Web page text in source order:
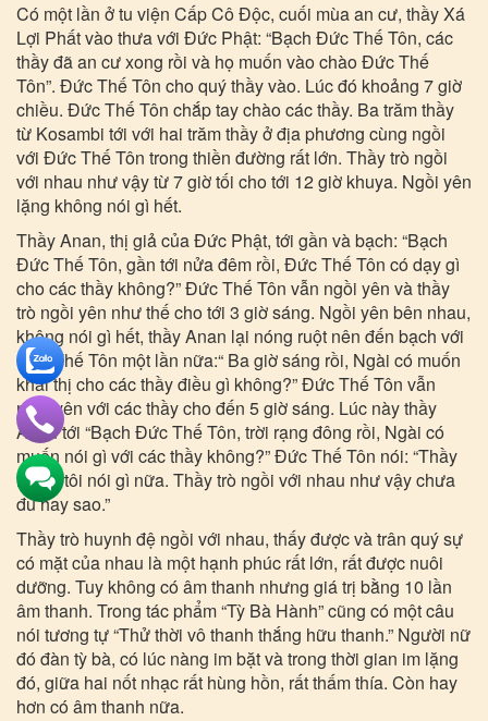
Có một lần ở tu viện Cấp Cô Độc, cuối mùa an cư, thầy Xá
Lợi Phất vào thưa với Đức Phật: “Bạch Đức Thế Tôn, các
thầy đã an cư xong rồi và họ muốn vào chào Đức Thế
Tôn”. Đức Thế Tôn cho quý thầy vào. Lúc đó khoảng 7 giờ
chiều. Đức Thế Tôn chắp tay chào các thầy. Ba trăm thầy
từ Kosambi tới với hai trăm thầy ở địa phương cùng ngồi
với Đức Thế Tôn trong thiền đường rất lớn. Thầy trò ngồi
với nhau như vậy từ 7 giờ tối cho tới 12 giờ khuya. Ngồi yên
lặng không nói gì hết.
Thầy Anan, thị giả của Đức Phật, tới gần và bạch: “Bạch
Đức Thế Tôn, gần tới nửa đêm rồi, Đức Thế Tôn có dạy gì
cho các thầy không?” Đức Thế Tôn vẫn ngồi yên và thầy
trò ngồi yên như thế cho tới 3 giờ sáng. Ngồi yên bên nhau,
không nói gì hết, thầy Anan lại nóng ruột nên đến bạch với
Đức Thế Tôn một lần nữa:“ Ba giờ sáng rồi, Ngài có muốn
khai thị cho các thầy điều gì không?” Đức Thế Tôn vẫn
ngồi yên với các thầy cho đến 5 giờ sáng. Lúc này thầy
Anan tới “Bạch Đức Thế Tôn, trời rạng đông rồi, Ngài có
muốn nói gì với các thầy không?” Đức Thế Tôn nói: “Thầy
muốn tôi nói gì nữa. Thầy trò ngồi với nhau như vậy chưa
đủ hay sao.”
Thầy trò huynh đệ ngồi với nhau, thấy được và trân quý sự
có mặt của nhau là một hạnh phúc rất lớn, rất được nuôi
dưỡng. Tuy không có âm thanh nhưng giá trị bằng 10 lần
âm thanh. Trong tác phẩm “Tỳ Bà Hành” cũng có một câu
nói tương tự “Thử thời vô thanh thắng hữu thanh.” Người nữ
đó đàn tỳ bà, có lúc nàng im bặt và trong thời gian im lặng
đó, giữa hai nốt nhạc rất hùng hồn, rất thấm thía. Còn hay
hơn có âm thanh nữa.